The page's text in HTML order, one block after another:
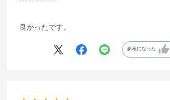
良かったです。
参考になった